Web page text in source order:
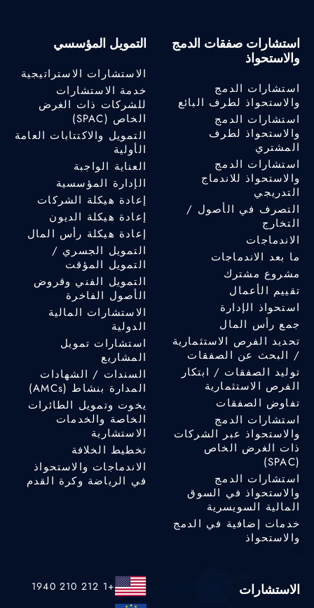
استشارات صفقات الدمج
والاستحواذ
استشارات الدمج
والاستحواذ لطرف البائع
استشارات الدمج
والاستحواذ لطرف
المشتري
استشارات الدمج
والاستحواذ للاندماج
التدريجي
التصرف في الأصول /
التخارج
الاندماجات
ما بعد الاندماجات
مشروع مشترك
تقييم الأعمال
استحواذ الإدارة
جمع رأس المال
تحديد الفرص الاستثمارية
/ البحث عن الصفقات
توليد الصفقات / ابتكار
الفرص الاستثمارية
تفاوض الصفقات
استشارات الدمج
والاستحواذ عبر الشركات
ذات الغرض الخاص
(SPAC)
استشارات الدمج
والاستحواذ في السوق
المالية السويسرية
خدمات إضافية في الدمج
والاستحواذ
التمويل المؤسسي
الاستشارات الاستراتيجية
خدمة الاستشارات
للشركات ذات الغرض
الخاص (SPAC)
التمويل والاكتتابات العامة
الأولية
العناية الواجبة
الإدارة المؤسسية
إعادة هيكلة الشركات
إعادة هيكلة الديون
إعادة هيكلة رأس المال
التمويل الجسري /
التمويل المؤقت
التمويل الفني وقروض
الأصول الفاخرة
الاستشارات المالية
الدولية
استشارات تمويل
المشاريع
السندات / الشهادات
المدارة بنشاط (AMCs)
يخوت وتمويل الطائرات
الخاصة والخدمات
الاستشارية
تخطيط الخلافة
الاندماجات والاستحواذ
في الرياضة وكرة القدم
الاستشارات
+1 212 210 1940